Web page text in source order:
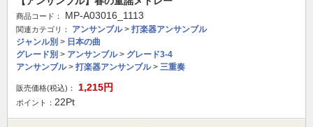
商品コード： MP-A03016_1113
関連カテゴリ： アンサンブル> 打楽器アンサンブル
ジャンル別 > 日本の曲
グレード別 > アンサンブル> グレード3-4
アンサンブル> 打楽器アンサンブル> 三重奏
販売価格(税込)： 1,215円
ポイント： 22Pt